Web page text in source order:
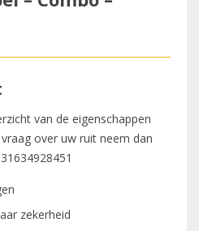
van de eigenschappen
over uw ruit neem dan
zekerheid